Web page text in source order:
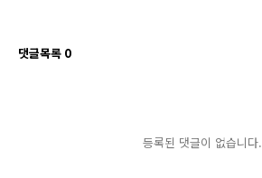
댓글목록 0
등록된 댓글이 없습니다.